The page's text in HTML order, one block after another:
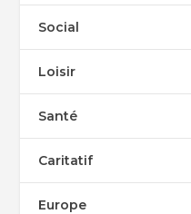
Social
Loisir
Santé
Caritatif
Europe